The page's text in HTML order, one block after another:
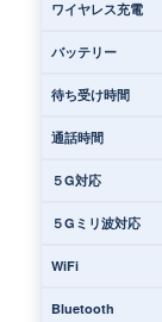
ワイヤレス充電
バッテリー
待ち受け時間
通話時間
５G対応
５Gミリ波対応
WiFi
Bluetooth